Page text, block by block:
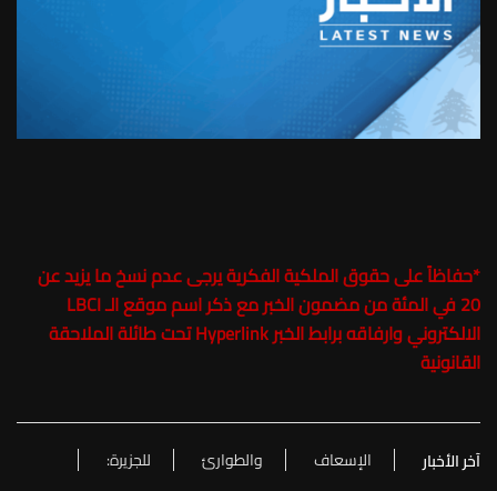
*حفاظاً على حقوق الملكية الفكرية يرجى عدم نسخ ما يزيد عن
20 في المئة من مضمون الخبر مع ذكر اسم موقع الـ LBCI
الالكتروني وارفاقه برابط الخبر Hyperlink تحت طائلة الملاحقة
القانونية
آخر الأخبار الإسعاف والطوارئ
للجزيرة: